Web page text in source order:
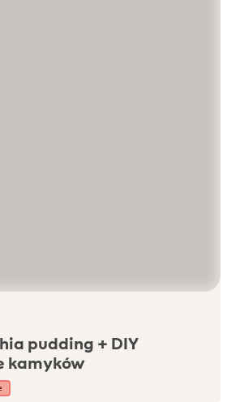
pudding + DIY
kamyków